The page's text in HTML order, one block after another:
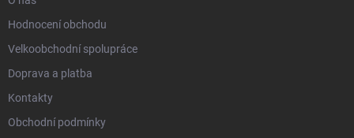
Hodnocení obchodu
Velkoobchodní spolupráce
Doprava a platba
Kontakty
Obchodní podmínky